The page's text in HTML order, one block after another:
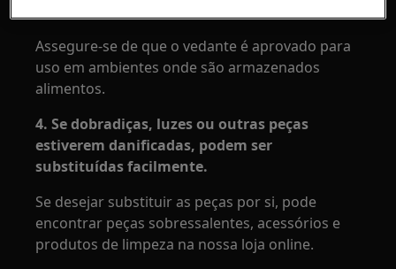
Assegure-se de que o vedante é aprovado para
uso em ambientes onde são armazenados
alimentos.
4. Se dobradiças, luzes ou outras peças
estiverem danificadas, podem ser
substituídas facilmente.
Se desejar substituir as peças por si, pode
encontrar peças sobressalentes, acessórios e
produtos de limpeza na nossa loja online.